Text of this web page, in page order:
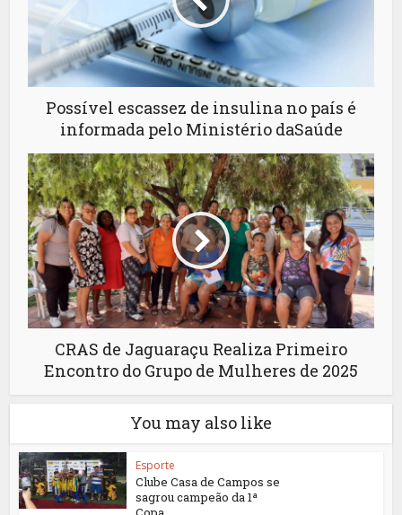
Possível escassez de insulina no país é
informada pelo Ministério daSaúde
CRAS de Jaguaraçu Realiza Primeiro
Encontro do Grupo de Mulheres de 2025
You may also like
Esporte
Clube Casa de Campos se
sagrou campeão da 1ª